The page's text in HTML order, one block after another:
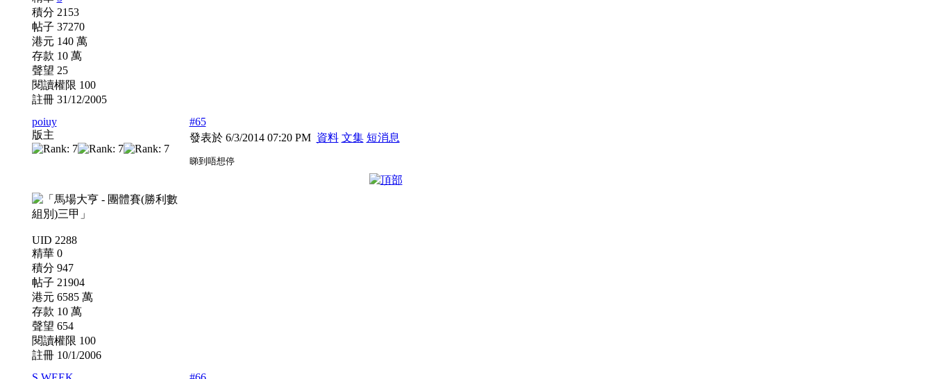
積分 2153
帖子 37270
港元 140 萬
存款 10 萬
聲望 25
閱讀權限 100
註冊 31/12/2005
poiuy
版主
UID 2288
精華 0
積分 947
帖子 21904
港元 6585 萬
存款 10 萬
聲望 654
閱讀權限 100
註冊 10/1/2006
#65
發表於 6/3/2014 07:20 PM 資料 文集 短消息
睇到唔想停